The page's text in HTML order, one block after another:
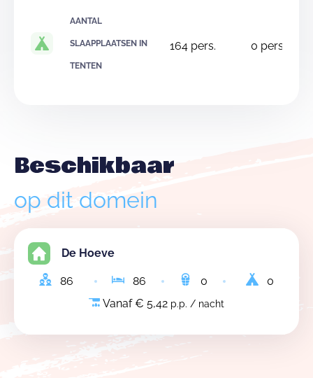
AANTAL
SLAAPPLAATSEN IN
TENTEN
164pers. 0 pers.
Beschikbaar
op dit domein
De Hoeve
86 86 0
0
Vanaf € 5,42 p.p. / nacht